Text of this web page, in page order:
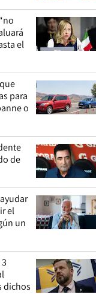
el
para
o
de
el
un
dichos